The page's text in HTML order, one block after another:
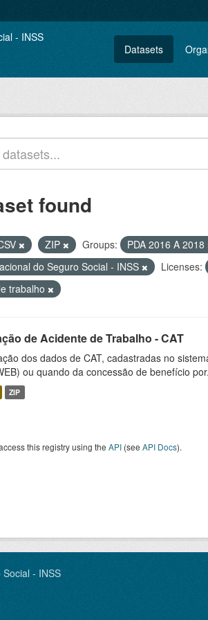
Datasets
found
ZIP Groups: PDA 2016 A 2018
do Seguro Social - INSS
Licenses:
trabalho
de Acidente de Trabalho - CAT
dos dados de CAT, cadastradas no
ou quando da concessão de benefício
ZIP
this registry using the API (see API Docs).
- INSS